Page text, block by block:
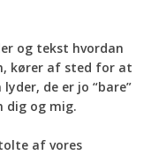
og tekst hvordan
kører af sted for at
de er jo “bare”
dig og mig.
af vores